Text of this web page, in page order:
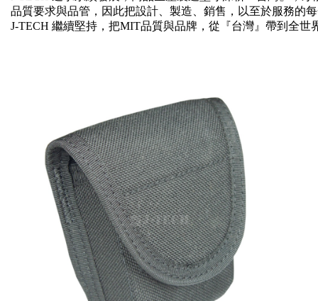
品質要求與品管，因此把設計、製造、銷售，以至於服務的
J-TECH 繼續堅持，把MIT品質與品牌，從『台灣』帶到全世